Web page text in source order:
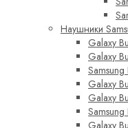
Наушники
Galaxy
Galaxy
Samsung
Galaxy
Galaxy
Galaxy